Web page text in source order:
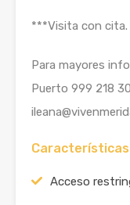
***Visita con cita.
Para mayores
Puerto 999 218
Características
Acceso